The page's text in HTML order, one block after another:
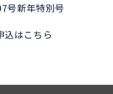
号新年特別号
込はこちら